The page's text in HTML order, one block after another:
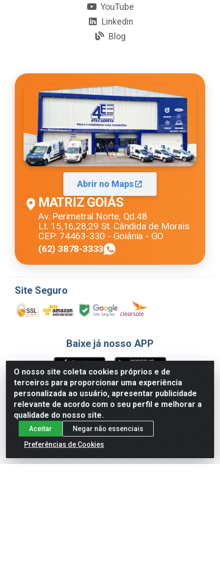
O nosso site coleta cookies próprios e de
terceiros para proporcionar uma experiência
personalizada ao usuário, apresentar publicidade
relevante de acordo com o seu perfil e melhorar a
qualidade do nosso site.
Aceitar
Negar não essenciais
Preferências de Cookies
YouTube
Linkedin
Blog
Abrir no Maps
MATRIZ GOIÁS
Av. Perimetral Norte, Qd.48
Lt. 15,16,28,29 St. Cândida de Morais
CEP: 74463-330 - Goiânia - GO
(62) 3878-3333
Site Seguro
Baixe já nosso APP
Formas de Pagamento